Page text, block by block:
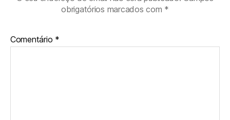
obrigatórios marcados com *
Comentário *